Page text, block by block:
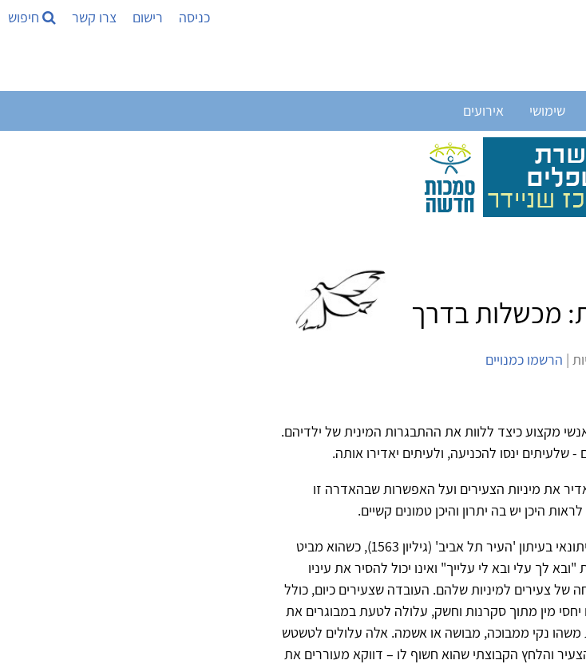
כניסה רישום צרו קשר חיפוש
שימושי אירועים
מכשלות בדרך
הרשמו כמנויים
מקצוע כיצד ללוות את ההתבגרות המינית של ילדיהם.
שלעיתים ינסו להכניעה, ולעיתים יאדירו אותה.
את מיניות הצעירים ועל האפשרות שבהאדרה זו
היכן יש בה יתרון והיכן טמונים קשיים.
"ילדים רוצים להזדיין וזה בסדר" כותב עיתונאי בעיתון 'העיר תל אביב' (גיליון 1563), כשהוא מביט
לך עלי ובא לי עלייך" ואינו יכול להסיר את עיניו
של צעירים למיניות שלהם. העובדה שצעירים כיום, כולל
יחסי מין מתוך סקרנות וחשק, עלולה לטעת במבוגרים את
משהו נקי ממבוכה, מבושה או אשמה. אלה עלולים לטשטש
והלחץ הקבוצתי שהוא חשוף לו – דווקא מעוררים את